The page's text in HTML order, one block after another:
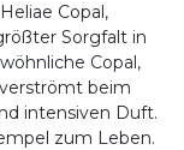
Copal,
Sorgfalt in
Copal,
verströmt beim
intensiven Duft.
zum Leben.